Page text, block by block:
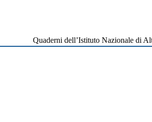
Quaderni dell’Istituto Nazionale di